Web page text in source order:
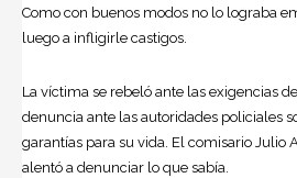
Como con buenos modos no lo lograba
luego a infligirle castigos.
La víctima se rebeló ante las exigencias
denuncia ante las autoridades policiales
garantías para su vida. El comisario Julio
alentó a denunciar lo que sabía.